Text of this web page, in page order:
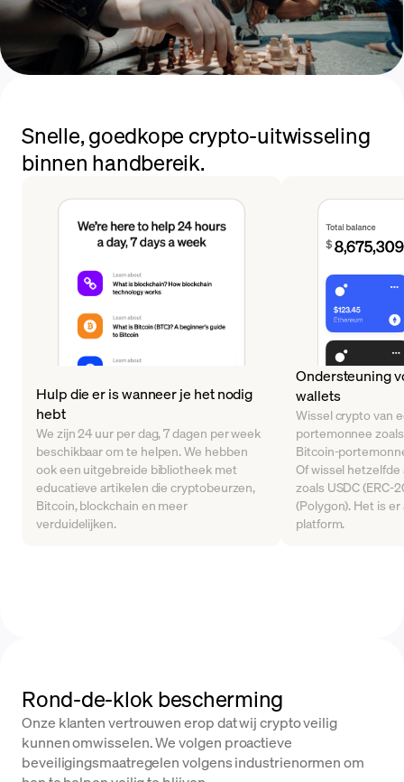
Snelle, goedkope crypto-uitwisseling
binnen handbereik.
Hulp die er is wanneer je het nodig
hebt
We zijn 24 uur per dag, 7 dagen per week
beschikbaar om te helpen. We hebben
ook een uitgebreide bibliotheek met
educatieve artikelen die cryptobeurzen,
Bitcoin, blockchain en meer
verduidelijken.
Ondersteuning
wallets
Wissel crypto van
portemonnee
Bitcoin-
Of wissel
zoals USDC (ERC-
(Polygon). Het is er
platform.
Rond-de-klok bescherming
Onze klanten vertrouwen erop dat wij crypto veilig
kunnen omwisselen. We volgen proactieve
beveiligingsmaatregelen volgens industrienormen om